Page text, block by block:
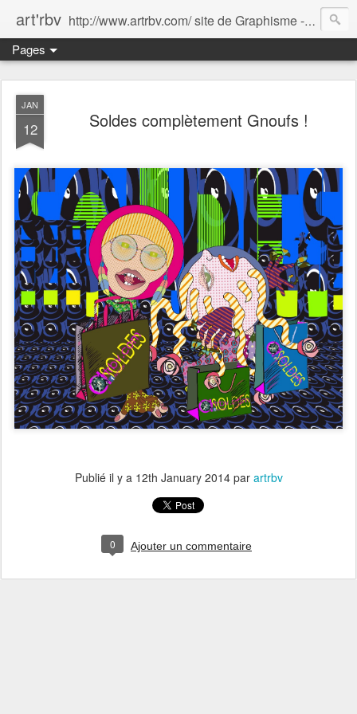
art'rbv http://www.artrbv.com/ site de Graphisme - Illustrations - Edition - Animations - Publicité
Pages
JAN
12 Soldes complètement Gnoufs !
Publié il y a 12th January 2014par artrbv
0 Ajouter un commentaire